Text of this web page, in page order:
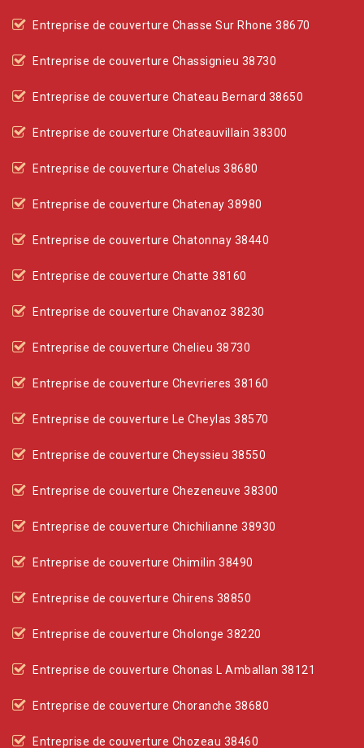
Entreprise de couverture Chasse Sur Rhone 38670
Entreprise de couverture Chassignieu 38730
Entreprise de couverture Chateau Bernard 38650
Entreprise de couverture Chateauvillain 38300
Entreprise de couverture Chatelus 38680
Entreprise de couverture Chatenay 38980
Entreprise de couverture Chatonnay 38440
Entreprise de couverture Chatte 38160
Entreprise de couverture Chavanoz 38230
Entreprise de couverture Chelieu 38730
Entreprise de couverture Chevrieres 38160
Entreprise de couverture Le Cheylas 38570
Entreprise de couverture Cheyssieu 38550
Entreprise de couverture Chezeneuve 38300
Entreprise de couverture Chichilianne 38930
Entreprise de couverture Chimilin 38490
Entreprise de couverture Chirens 38850
Entreprise de couverture Cholonge 38220
Entreprise de couverture Chonas L Amballan 38121
Entreprise de couverture Choranche 38680
Entreprise de couverture Chozeau 38460